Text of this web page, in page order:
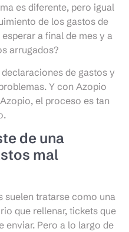
es diferente, pero igual
de los gastos de
a final de mes y a
arrugados?
de gastos y
Y con Azopio
el proceso es tan
de una
mal
suelen tratarse como una
que rellenar, tickets que
enviar. Pero a lo largo de